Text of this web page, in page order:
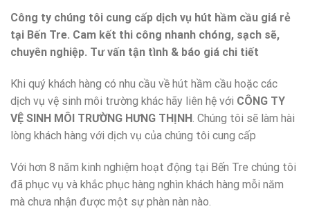
Công ty chúng tôi cung cấp dịch vụ hút hầm cầu giá rẻ
tại Bến Tre. Cam kết thi công nhanh chóng, sạch sẽ,
chuyên nghiệp. Tư vấn tận tình & báo giá chi tiết
Khi quý khách hàng có nhu cầu về hút hầm cầu hoặc các
dịch vụ vệ sinh môi trường khác hãy liên hệ với CÔNG TY
VỆ SINH MÔI TRƯỜNG HƯNG THỊNH . Chúng tôi sẽ làm hài
lòng khách hàng với dịch vụ của chúng tôi cung cấp
Với hơn 8 năm kinh nghiệm hoạt động tại Bến Tre chúng tôi
đã phục vụ và khắc phục hàng nghìn khách hàng mỗi năm
mà chưa nhận được một sự phàn nàn nào.